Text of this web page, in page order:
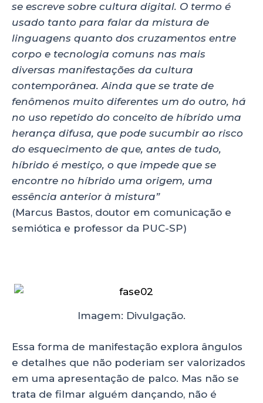
se escreve sobre cultura digital. O termo é
usado tanto para falar da mistura de
linguagens quanto dos cruzamentos entre
corpo e tecnologia comuns nas mais
diversas manifestações da cultura
contemporânea. Ainda que se trate de
fenômenos muito diferentes um do outro, há
no uso repetido do conceito de híbrido uma
herança difusa, que pode sucumbir ao risco
do esquecimento de que, antes de tudo,
híbrido é mestiço, o que impede que se
encontre no híbrido uma origem, uma
essência anterior à mistura”
(Marcus Bastos, doutor em comunicação e
semiótica e professor da PUC-SP)
Imagem: Divulgação.
Essa forma de manifestação explora ângulos
e detalhes que não poderiam ser valorizados
em uma apresentação de palco. Mas não se
trata de filmar alguém dançando, não é